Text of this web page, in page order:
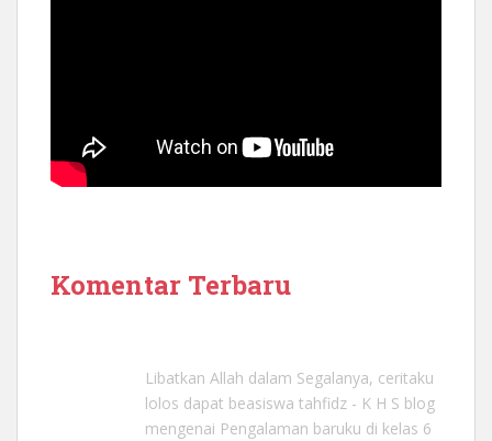
Komentar Terbaru
Libatkan Allah dalam Segalanya, ceritaku
lolos dapat beasiswa tahfidz - K H S blog
mengenai Pengalaman baruku di kelas 6